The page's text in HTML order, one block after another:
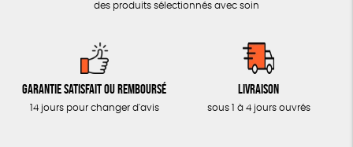
des produits sélectionnés avec soin
Garantie satisfait ou remboursé
14 jours pour changer d'avis
Livraison
sous 1 à 4 jours ouvrés